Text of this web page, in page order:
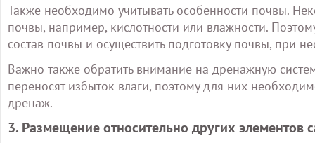
Также необходимо учитывать особенности почвы.
почвы, например, кислотности или влажности.
состав почвы и осуществить подготовку почвы, при
Важно также обратить внимание на дренажную
переносят избыток влаги, поэтому для них
дренаж.
3. Размещение относительно других элементов